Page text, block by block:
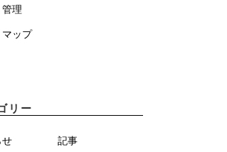
理
ップ
リー
せ 記事